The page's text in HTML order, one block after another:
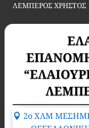
ΛΕΜΠΕΡΟΣ ΧΡΗΣΤΟΣ
2o ΧΛΜ